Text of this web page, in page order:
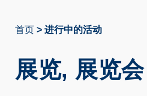
包
屑
首页 进行中的活动
展览, 展览会